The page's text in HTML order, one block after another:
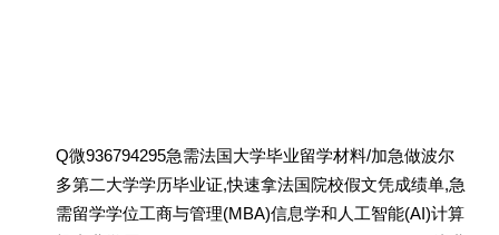
Q微936794295急需法国大学毕业留学材料/加急做波尔
多第二大学学历毕业证,快速拿法国院校假文凭成绩单,急
需留学学位工商与管理(MBA)信息学和人工智能(AI)计算